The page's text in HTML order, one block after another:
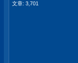
文章: 3,701